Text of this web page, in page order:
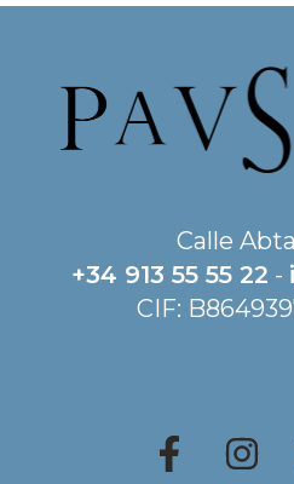
Calle
+34 913 55 55 22 -
CIF: